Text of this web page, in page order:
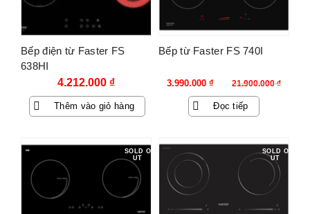
Bếp điện từ Faster FS
638HI
4.212.000 ₫
Thêm vào giỏ hàng
Bếp từ Faster FS 740I
21.900.000₫
Giá
gốc
3.990.000 ₫
Giá
hiện
tại
Đọc tiếp
SOLD O
UT
SOLD O
UT